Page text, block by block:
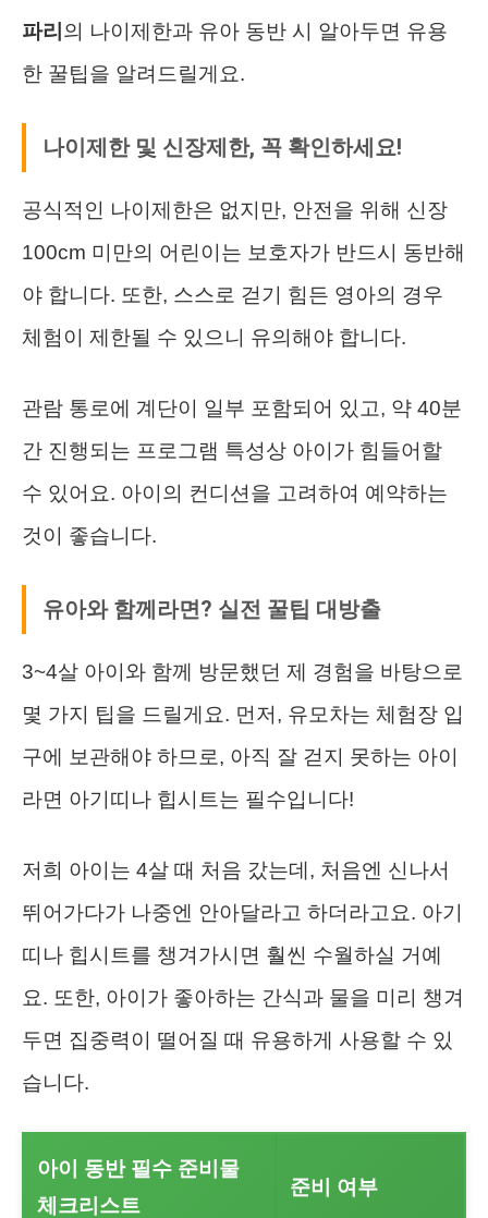
파리 의 나이제한과 유아 동반 시 알아두면 유용
한 꿀팁을 알려드릴게요.
나이제한 및 신장제한, 꼭 확인하세요!
공식적인 나이제한은 없지만, 안전을 위해 신장
100cm 미만의 어린이는 보호자가 반드시 동반해
야 합니다. 또한, 스스로 걷기 힘든 영아의 경우
체험이 제한될 수 있으니 유의해야 합니다.
관람 통로에 계단이 일부 포함되어 있고, 약 40분
간 진행되는 프로그램 특성상 아이가 힘들어할
수 있어요. 아이의 컨디션을 고려하여 예약하는
것이 좋습니다.
유아와 함께라면? 실전 꿀팁 대방출
3~4살 아이와 함께 방문했던 제 경험을 바탕으로
몇 가지 팁을 드릴게요. 먼저, 유모차는 체험장 입
구에 보관해야 하므로, 아직 잘 걷지 못하는 아이
라면 아기띠나 힙시트는 필수입니다!
저희 아이는 4살 때 처음 갔는데, 처음엔 신나서
뛰어가다가 나중엔 안아달라고 하더라고요. 아기
띠나 힙시트를 챙겨가시면 훨씬 수월하실 거예
요. 또한, 아이가 좋아하는 간식과 물을 미리 챙겨
두면 집중력이 떨어질 때 유용하게 사용할 수 있
습니다.
아이 동반 필수 준비물
체크리스트
준비 여부